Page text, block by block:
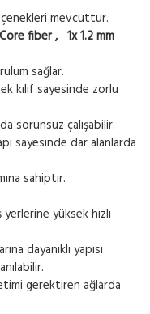
mevcuttur.
fiber , 1x 1.2 mm
sağlar.
kılıf sayesinde zorlu
sorunsuz çalışabilir.
sayesinde dar alanlarda
sahiptir.
yüksek hızlı
dayanıklı yapısı
gerektiren ağlarda